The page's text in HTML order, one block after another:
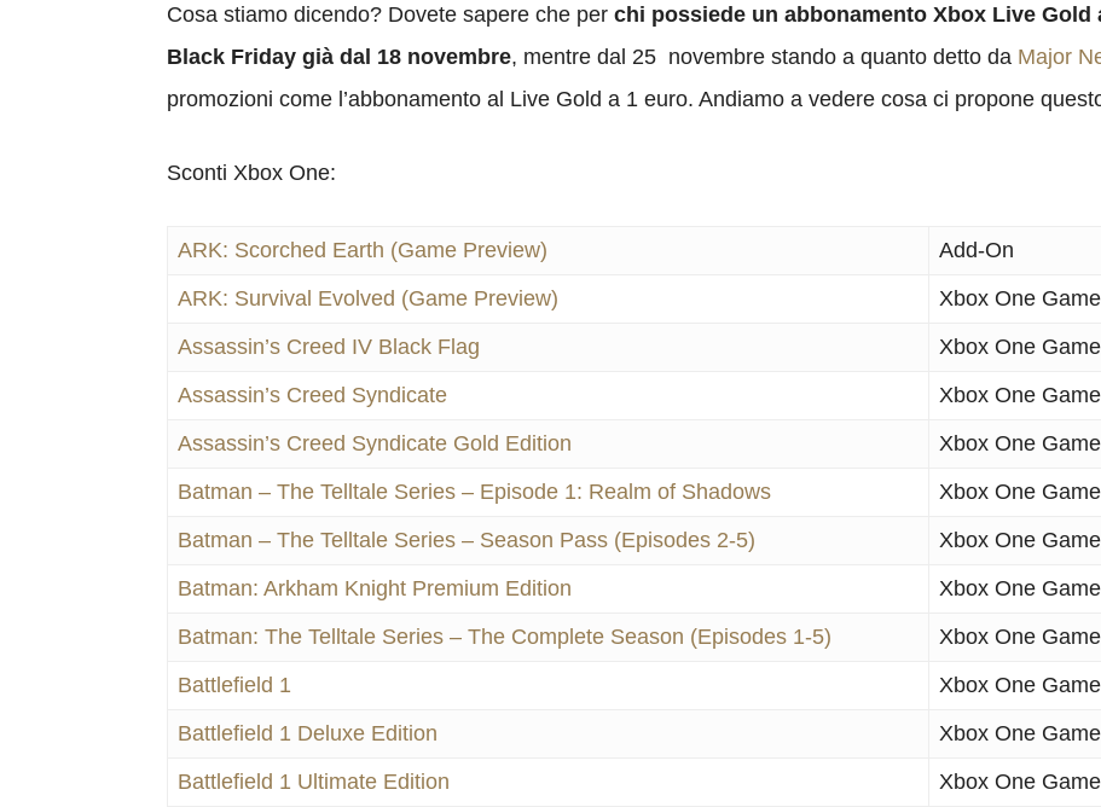
Cosa stiamo dicendo? Dovete sapere che per chi possiede un abbonamento Xbox Live
Black Friday già dal 18 novembre, mentre dal 25 novembre stando a quanto detto da Major
promozioni come l’abbonamento al Live Gold a 1 euro. Andiamo a vedere cosa ci propone
Sconti Xbox One:
ARK: Scorched Earth (Game Preview) Add-On
ARK: Survival Evolved (Game Preview)
Xbox One Game
Assassin’s Creed IV Black Flag
Xbox One Game
Assassin’s Creed Syndicate
Xbox One Game
Assassin’s Creed Syndicate Gold Edition
Xbox One Game
Batman – The Telltale Series – Episode 1: Realm of Shadows
Xbox One Game
Batman – The Telltale Series – Season Pass (Episodes 2-5)
Xbox One Game
Batman: Arkham Knight Premium Edition
Xbox One Game
Batman: The Telltale Series – The Complete Season (Episodes 1-5)
Xbox One Game
Battlefield 1
Xbox One Game
Battlefield 1 Deluxe Edition
Xbox One Game
Battlefield 1 Ultimate Edition
Xbox One Game